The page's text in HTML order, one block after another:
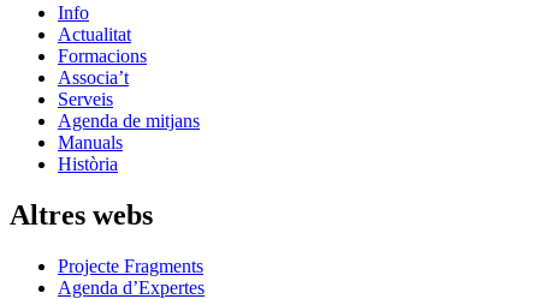
Info
Actualitat
Formacions
Associa’t
Serveis
Agenda de mitjans
Manuals
Història
Altres webs
Projecte Fragments
Agenda d’Expertes